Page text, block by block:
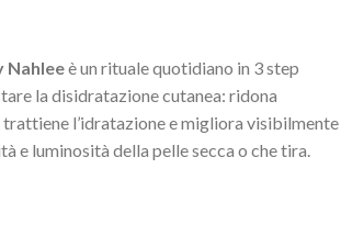
Nahleeè un rituale quotidiano in 3 step
la disidratazione cutanea: ridona
l’idratazione e migliora visibilmente
e luminosità della pelle secca o che tira.